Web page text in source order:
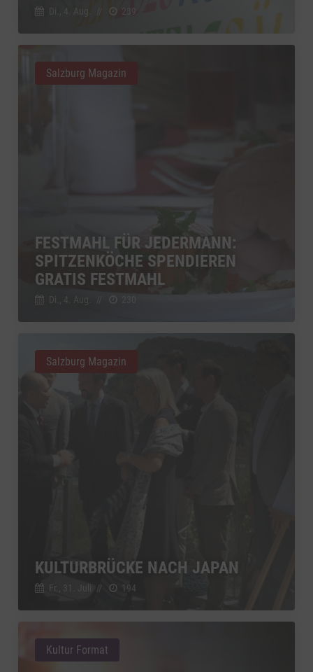
Di., 4. Aug. // 239
FESTMAHL FÜR JEDERMANN:
SPITZENKÖCHE SPENDIEREN
GRATIS FESTMAHL
Di., 4. Aug.
Salzburg Magazin
KULTURBRÜCKE NACH JAPAN
Fr., 31. Juli // 194
Salzburg Magazin
Kultur Format